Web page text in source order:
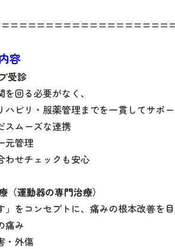
容
受診
回る必要がなく、
ハビリ・服薬管理までを一貫してサポー
スムーズな連携
元管理
わせチェックも安心
運動器の専門治療）
」をコンセプトに、痛みの根本改善を目
痛み
・外傷